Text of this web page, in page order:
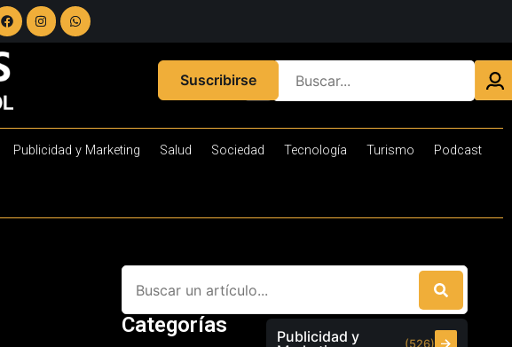
Suscribirse
Publicidad y Marketing Salud Sociedad Tecnología Turismo Podcast
Categorías
Publicidad y
(526)